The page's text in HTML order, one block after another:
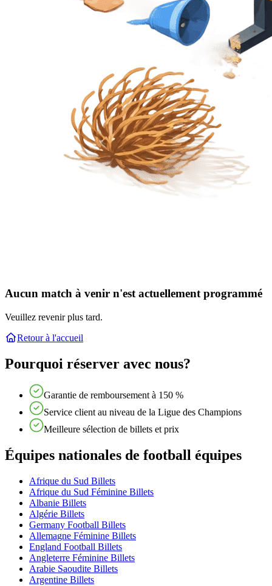
Aucun match à venir n'est actuellement programmé
Veuillez revenir plus tard.
Retour à l'accueil
Pourquoi réserver avec nous?
Garantie de remboursement à 150 %
Service client au niveau de la Ligue des Champions
Meilleure sélection de billets et prix
Équipes nationales de football équipes
Afrique du Sud Billets
Afrique du Sud Féminine Billets
Albanie Billets
Algérie Billets
Germany Football Billets
Allemagne Féminine Billets
England Football Billets
Angleterre Féminine Billets
Arabie Saoudite Billets
Argentine Billets